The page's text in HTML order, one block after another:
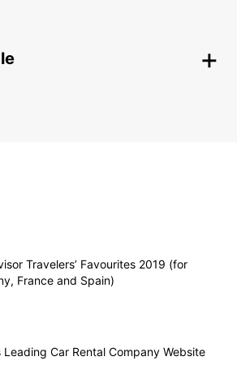
Travelers’ Favourites 2019 (for
France and Spain)
Leading Car Rental Company Website